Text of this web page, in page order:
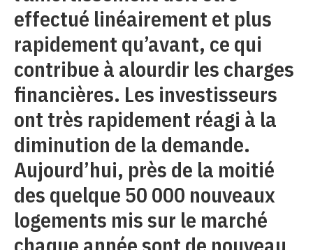
effectué linéairement et plus
rapidement qu’avant, ce qui
contribue à alourdir les charges
financières. Les investisseurs
ont très rapidement réagi à la
diminution de la demande.
Aujourd’hui, près de la moitié
des quelque 50 000 nouveaux
logements mis sur le marché